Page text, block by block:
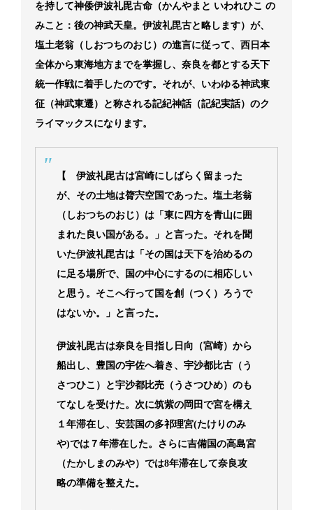
を持して神倭伊波礼毘古命（かんやまと いわれひこ の
みこと：後の神武天皇。伊波礼毘古と略します）が、
塩土老翁（しおつちのおじ）の進言に従って、西日本
全体から東海地方までを掌握し、奈良を都とする天下
統一作戦に着手したのです。それが、いわゆる神武東
征（神武東遷）と称される記紀神話（記紀実話）のク
ライマックスになります。
【 伊波礼毘古は宮崎にしばらく留まった
が、その土地は膂宍空国であった。塩土老翁
（しおつちのおじ）は「東に四方を青山に囲
まれた良い国がある。」と言った。それを聞
いた伊波礼毘古は「その国は天下を治めるの
に足る場所で、国の中心にするのに相応しい
と思う。そこへ行って国を創（つく）ろうで
はないか。」と言った。
伊波礼毘古は奈良を目指し日向（宮崎）から
船出し、豊国の宇佐へ着き、宇沙都比古（う
さつひこ）と宇沙都比売（うさつひめ）のも
てなしを受けた。次に筑紫の岡田で宮を構え
１年滞在し、安芸国の多祁理宮(たけりのみ
や)では７年滞在した。さらに吉備国の高島宮
（たかしまのみや）では8年滞在して奈良攻
略の準備を整えた。